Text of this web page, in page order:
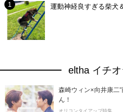
運動神経良すぎる柴犬
eltha イチ
森崎ウィン×向井康二
ん！
オリコンタイアップ特集